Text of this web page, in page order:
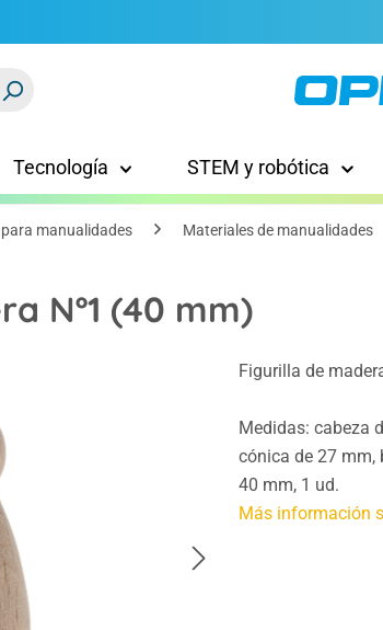
Tecnología STEM y robótica
manualidades Materiales de manualidades
Nº1 (40 mm)
Figurilla de
Medidas: cabeza
cónica de 27 mm,
40 mm, 1 ud.
Más información